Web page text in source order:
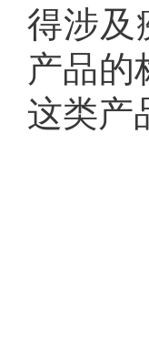
得涉及
产品的
这类产